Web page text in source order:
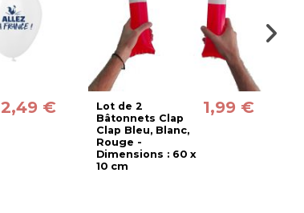
2,49 €
Lot de 2
Bâtonnets Clap
Clap Bleu, Blanc,
Rouge -
Dimensions : 60 x
10 cm
1,99 €